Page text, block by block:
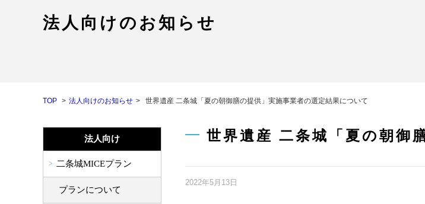
法人向けのお知らせ
TOP 法人向けのお知らせ 世界遺産 二条城「夏の朝御膳の提供」実施事業者の選定結果について
世界遺産 二条城「夏の朝御
2022年5月13日
法人向け
二条城MICEプラン
プランについて